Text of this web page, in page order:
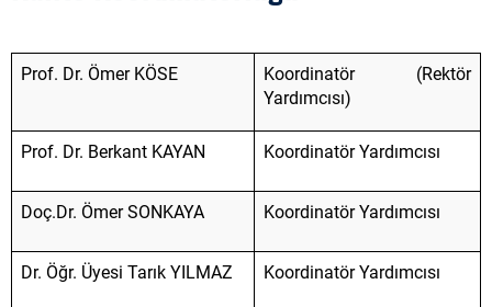
Prof. Dr. Ömer KÖSE
Koordinatör (Rektör
Yardımcısı)
Prof. Dr. Berkant KAYAN Koordinatör Yardımcısı
Doç.Dr. Ömer SONKAYA Koordinatör Yardımcısı
Dr. Öğr. Üyesi Tarık YILMAZ Koordinatör Yardımcısı